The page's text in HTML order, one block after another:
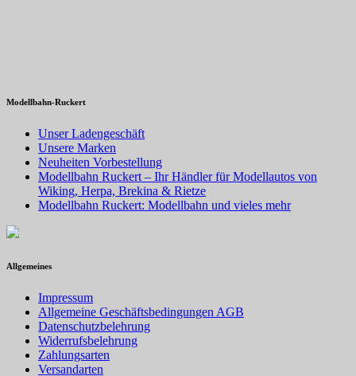
Modellbahn-Ruckert
Unser Ladengeschäft
Unsere Marken
Neuheiten Vorbestellung
Modellbahn Ruckert – Ihr Händler für Modellautos von
Wiking, Herpa, Brekina & Rietze
Modellbahn Ruckert: Modellbahn und vieles mehr
Allgemeines
Impressum
Allgemeine Geschäftsbedingungen AGB
Datenschutzbelehrung
Widerrufsbelehrung
Zahlungsarten
Versandarten